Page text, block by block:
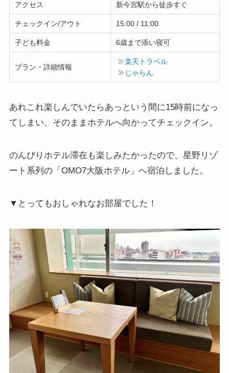
アクセス 新今宮駅から徒歩すぐ
チェックイン/アウト 15:00 / 11:00
子ども料金 6歳まで添い寝可
プラン・詳細情報
楽天トラベル
じゃらん
あれこれ楽しんでいたらあっという間に15時前になっ
てしまい、そのままホテルへ向かってチェックイン。
のんびりホテル滞在も楽しみたかったので、星野リゾ
ート系列の「OMO7大阪ホテル」へ宿泊しました。
▼とってもおしゃれなお部屋でした！